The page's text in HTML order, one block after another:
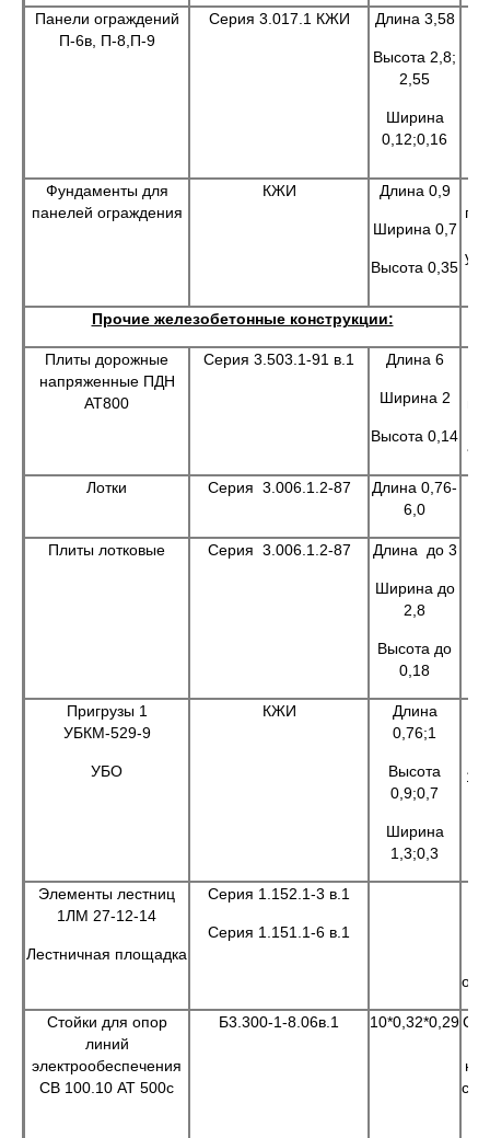
Панели ограждений
П-6в, П-8,П-9
Серия 3.017.1 КЖИ Длина 3,58
Высота 2,8;
2,55
Ширина
0,12;0,16
Фундаменты для
панелей ограждения
КЖИ Длина 0,9
Ширина 0,7
Высота 0,35
Прочие железобетонные конструкции:
Плиты дорожные
напряженные ПДН
АТ800
Серия 3.503.1-91 в.1 Длина 6
Ширина 2
Высота 0,14
Лотки Серия 3.006.1.2-87
Длина 0,76-
6,0
Плиты лотковые Серия 3.006.1.2-87 Длина до 3
Ширина до
2,8
Высота до
0,18
Пригрузы 1
УБКМ-529-9
УБО
КЖИ
Длина
0,76;1
Высота
0,9;0,7
Ширина
1,3;0,3
Элементы лестниц
1ЛМ 27-12-14
Лестничная площадка
Серия 1.152.1-3 в.1
Серия 1.151.1-6 в.1
Стойки для опор
линий
электрообеспечения
СВ 100.10 АТ 500с
Б3.300-1-8.06в.1 10*0,32*0,29
с